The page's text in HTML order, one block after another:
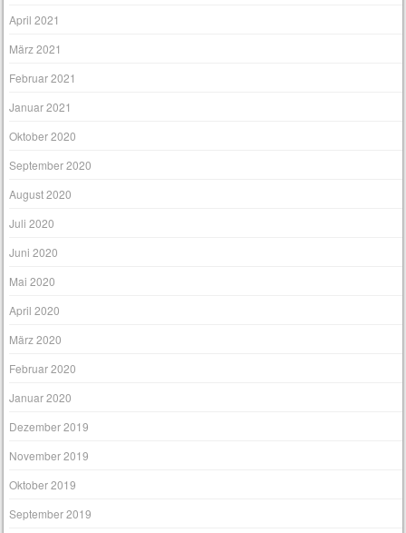
April 2021
März 2021
Februar 2021
Januar 2021
Oktober 2020
September 2020
August 2020
Juli 2020
Juni 2020
Mai 2020
April 2020
März 2020
Februar 2020
Januar 2020
Dezember 2019
November 2019
Oktober 2019
September 2019